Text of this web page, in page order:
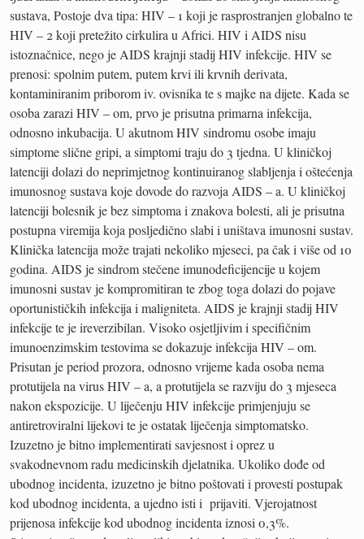
sustava, Postoje dva tipa: HIV – 1 koji je rasprostranjen globalno te
HIV – 2 koji pretežito cirkulira u Africi. HIV i AIDS nisu
istoznačnice, nego je AIDS krajnji stadij HIV infekcije. HIV se
prenosi: spolnim putem, putem krvi ili krvnih derivata,
kontaminiranim priborom iv. ovisnika te s majke na dijete. Kada se
osoba zarazi HIV – om, prvo je prisutna primarna infekcija,
odnosno inkubacija. U akutnom HIV sindromu osobe imaju
simptome slične gripi, a simptomi traju do 3 tjedna. U kliničkoj
latenciji dolazi do neprimjetnog kontinuiranog slabljenja i oštećenja
imunosnog sustava koje dovode do razvoja AIDS – a. U kliničkoj
latenciji bolesnik je bez simptoma i znakova bolesti, ali je prisutna
postupna viremija koja posljedično slabi i uništava imunosni sustav.
Klinička latencija može trajati nekoliko mjeseci, pa čak i više od 10
godina. AIDS je sindrom stečene imunodeficijencije u kojem
imunosni sustav je kompromitiran te zbog toga dolazi do pojave
oportunističkih infekcija i maligniteta. AIDS je krajnji stadij HIV
infekcije te je ireverzibilan. Visoko osjetljivim i specifičnim
imunoenzimskim testovima se dokazuje infekcija HIV – om.
Prisutan je period prozora, odnosno vrijeme kada osoba nema
protutijela na virus HIV – a, a protutijela se razviju do 3 mjeseca
nakon ekspozicije. U liječenju HIV infekcije primjenjuju se
antiretroviralni lijekovi te je ostatak liječenja simptomatsko.
Izuzetno je bitno implementirati savjesnost i oprez u
svakodnevnom radu medicinskih djelatnika. Ukoliko dođe od
ubodnog incidenta, izuzetno je bitno poštovati i provesti postupak
kod ubodnog incidenta, a ujedno isti i prijaviti. Vjerojatnost
prijenosa infekcije kod ubodnog incidenta iznosi 0,3%.